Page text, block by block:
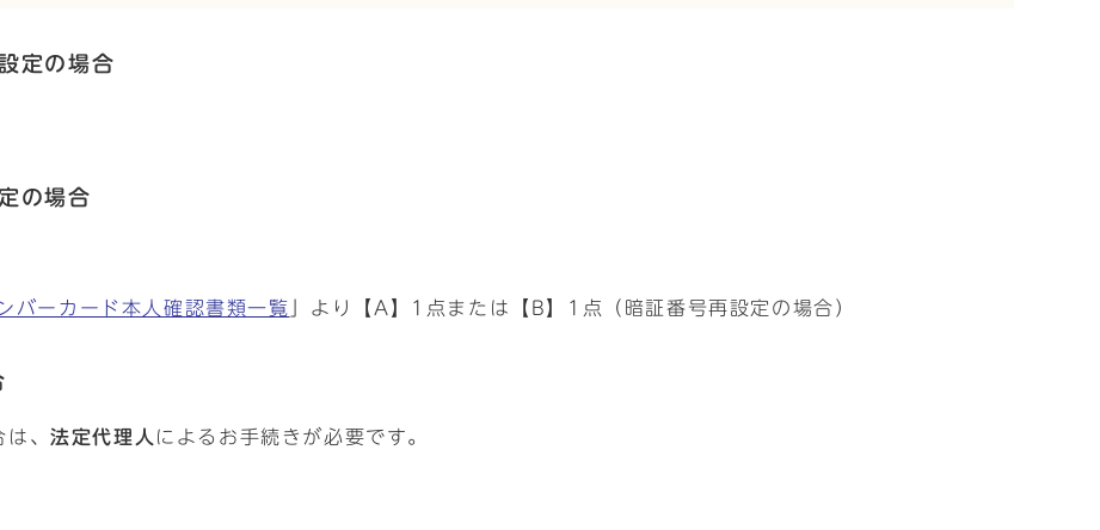
定の場合
の場合
バーカード本人確認書類一覧 」より【A】1点または【B】1点（暗証番号再設定の場合）
は、法定代理人 によるお手続きが必要です。